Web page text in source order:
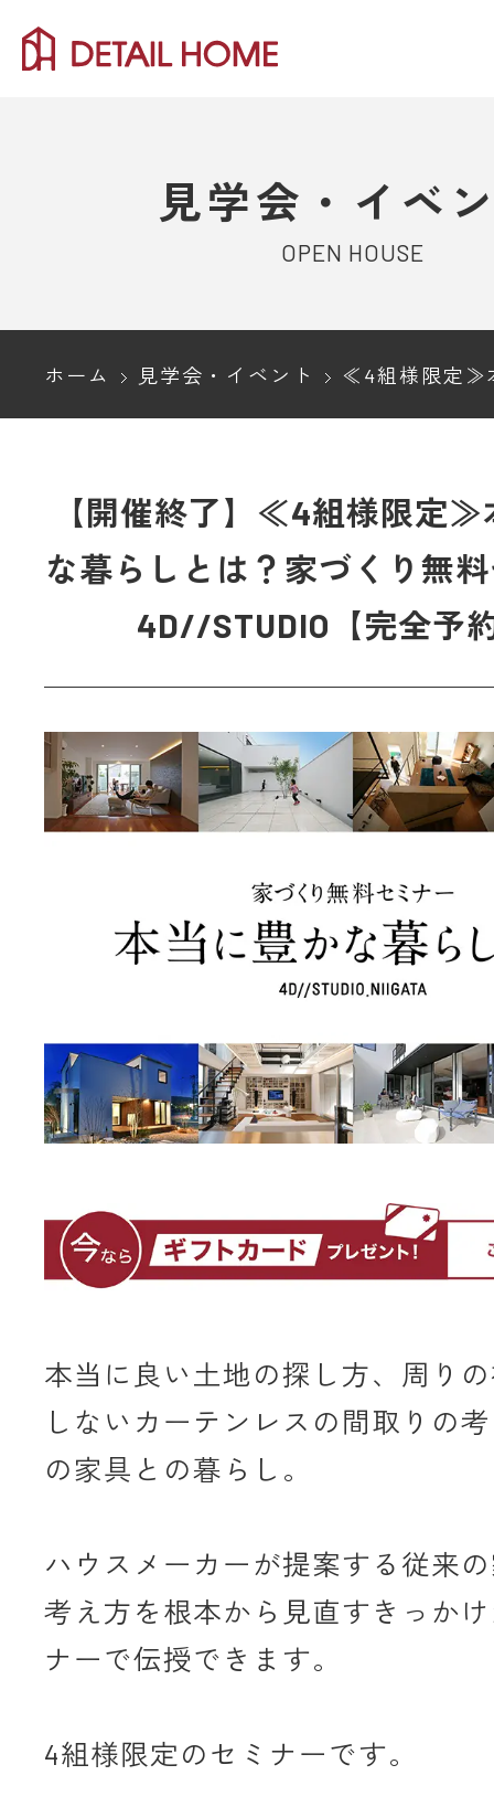
見学会・イベ
OPEN HOUSE
ホーム 見学会・イベント ≪4組様限定≫本当に豊かな暮らしとは？家づ
【開催終了】≪4組様限定≫
な暮らしとは？家づくり無
4D//STUDIO【完全予
本当に良い土地の探し方、周り
しないカーテンレスの間取りの
の家具との暮らし。
ハウスメーカーが提案する従来
考え方を根本から見直すきっか
ナーで伝授できます。
4組様限定のセミナーです。